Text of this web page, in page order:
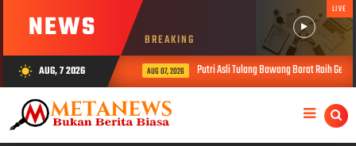
NEWS BREAKING
LIVE
wb_sunny AUG, 7 2026 AUG 07, 2026 Putri Asli Tulang Bawang Barat Raih